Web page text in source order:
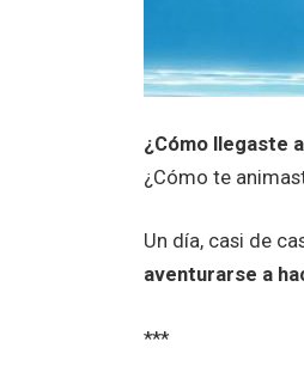
¿Cómo llegaste
¿Cómo te
Un día, casi de
aventurarse a
***